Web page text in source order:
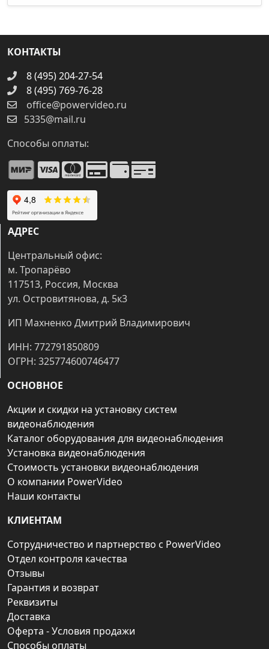
КОНТАКТЫ
8 (495) 204-27-54
8 (495) 769-76-28
office@powervideo.ru
5335@mail.ru
Способы оплаты:
АДРЕС
Центральный офис:
м. Тропарёво
117513, Россия, Москва
ул. Островитянова, д. 5к3
ИП Махненко Дмитрий Владимирович
ИНН: 772791850809
ОГРН: 325774600746477
ОСНОВНОЕ
Акции и скидки на установку систем
видеонаблюдения
Каталог оборудования для видеонаблюдения
Установка видеонаблюдения
Стоимость установки видеонаблюдения
О компании PowerVideo
Наши контакты
КЛИЕНТАМ
Сотрудничество и партнерство с PowerVideo
Отдел контроля качества
Отзывы
Гарантия и возврат
Реквизиты
Доставка
Оферта - Условия продажи
Способы оплаты